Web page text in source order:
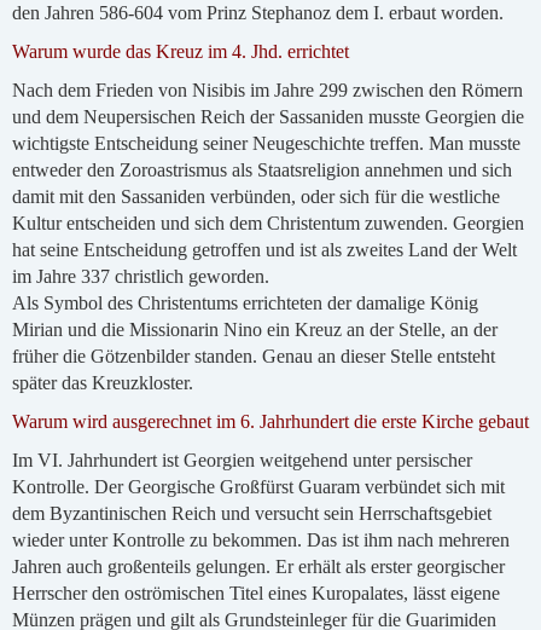
den Jahren 586-604 vom Prinz Stephanoz dem I. erbaut worden.
Warum wurde das Kreuz im 4. Jhd. errichtet
Nach dem Frieden von Nisibis im Jahre 299 zwischen den Römern
und dem Neupersischen Reich der Sassaniden musste Georgien die
wichtigste Entscheidung seiner Neugeschichte treffen. Man musste
entweder den Zoroastrismus als Staatsreligion annehmen und sich
damit mit den Sassaniden verbünden, oder sich für die westliche
Kultur entscheiden und sich dem Christentum zuwenden. Georgien
hat seine Entscheidung getroffen und ist als zweites Land der Welt
im Jahre 337 christlich geworden.
Als Symbol des Christentums errichteten der damalige König
Mirian und die Missionarin Nino ein Kreuz an der Stelle, an der
früher die Götzenbilder standen. Genau an dieser Stelle entsteht
später das Kreuzkloster.
Warum wird ausgerechnet im 6. Jahrhundert die erste Kirche gebaut
Im VI. Jahrhundert ist Georgien weitgehend unter persischer
Kontrolle. Der Georgische Großfürst Guaram verbündet sich mit
dem Byzantinischen Reich und versucht sein Herrschaftsgebiet
wieder unter Kontrolle zu bekommen. Das ist ihm nach mehreren
Jahren auch großenteils gelungen. Er erhält als erster georgischer
Herrscher den oströmischen Titel eines Kuropalates, lässt eigene
Münzen prägen und gilt als Grundsteinleger für die Guarimiden